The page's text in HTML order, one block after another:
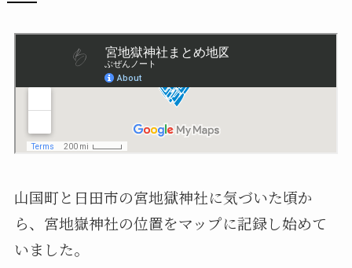
山国町と日田市の宮地獄神社に気づいた頃か
ら、宮地嶽神社の位置をマップに記録し始めて
いました。